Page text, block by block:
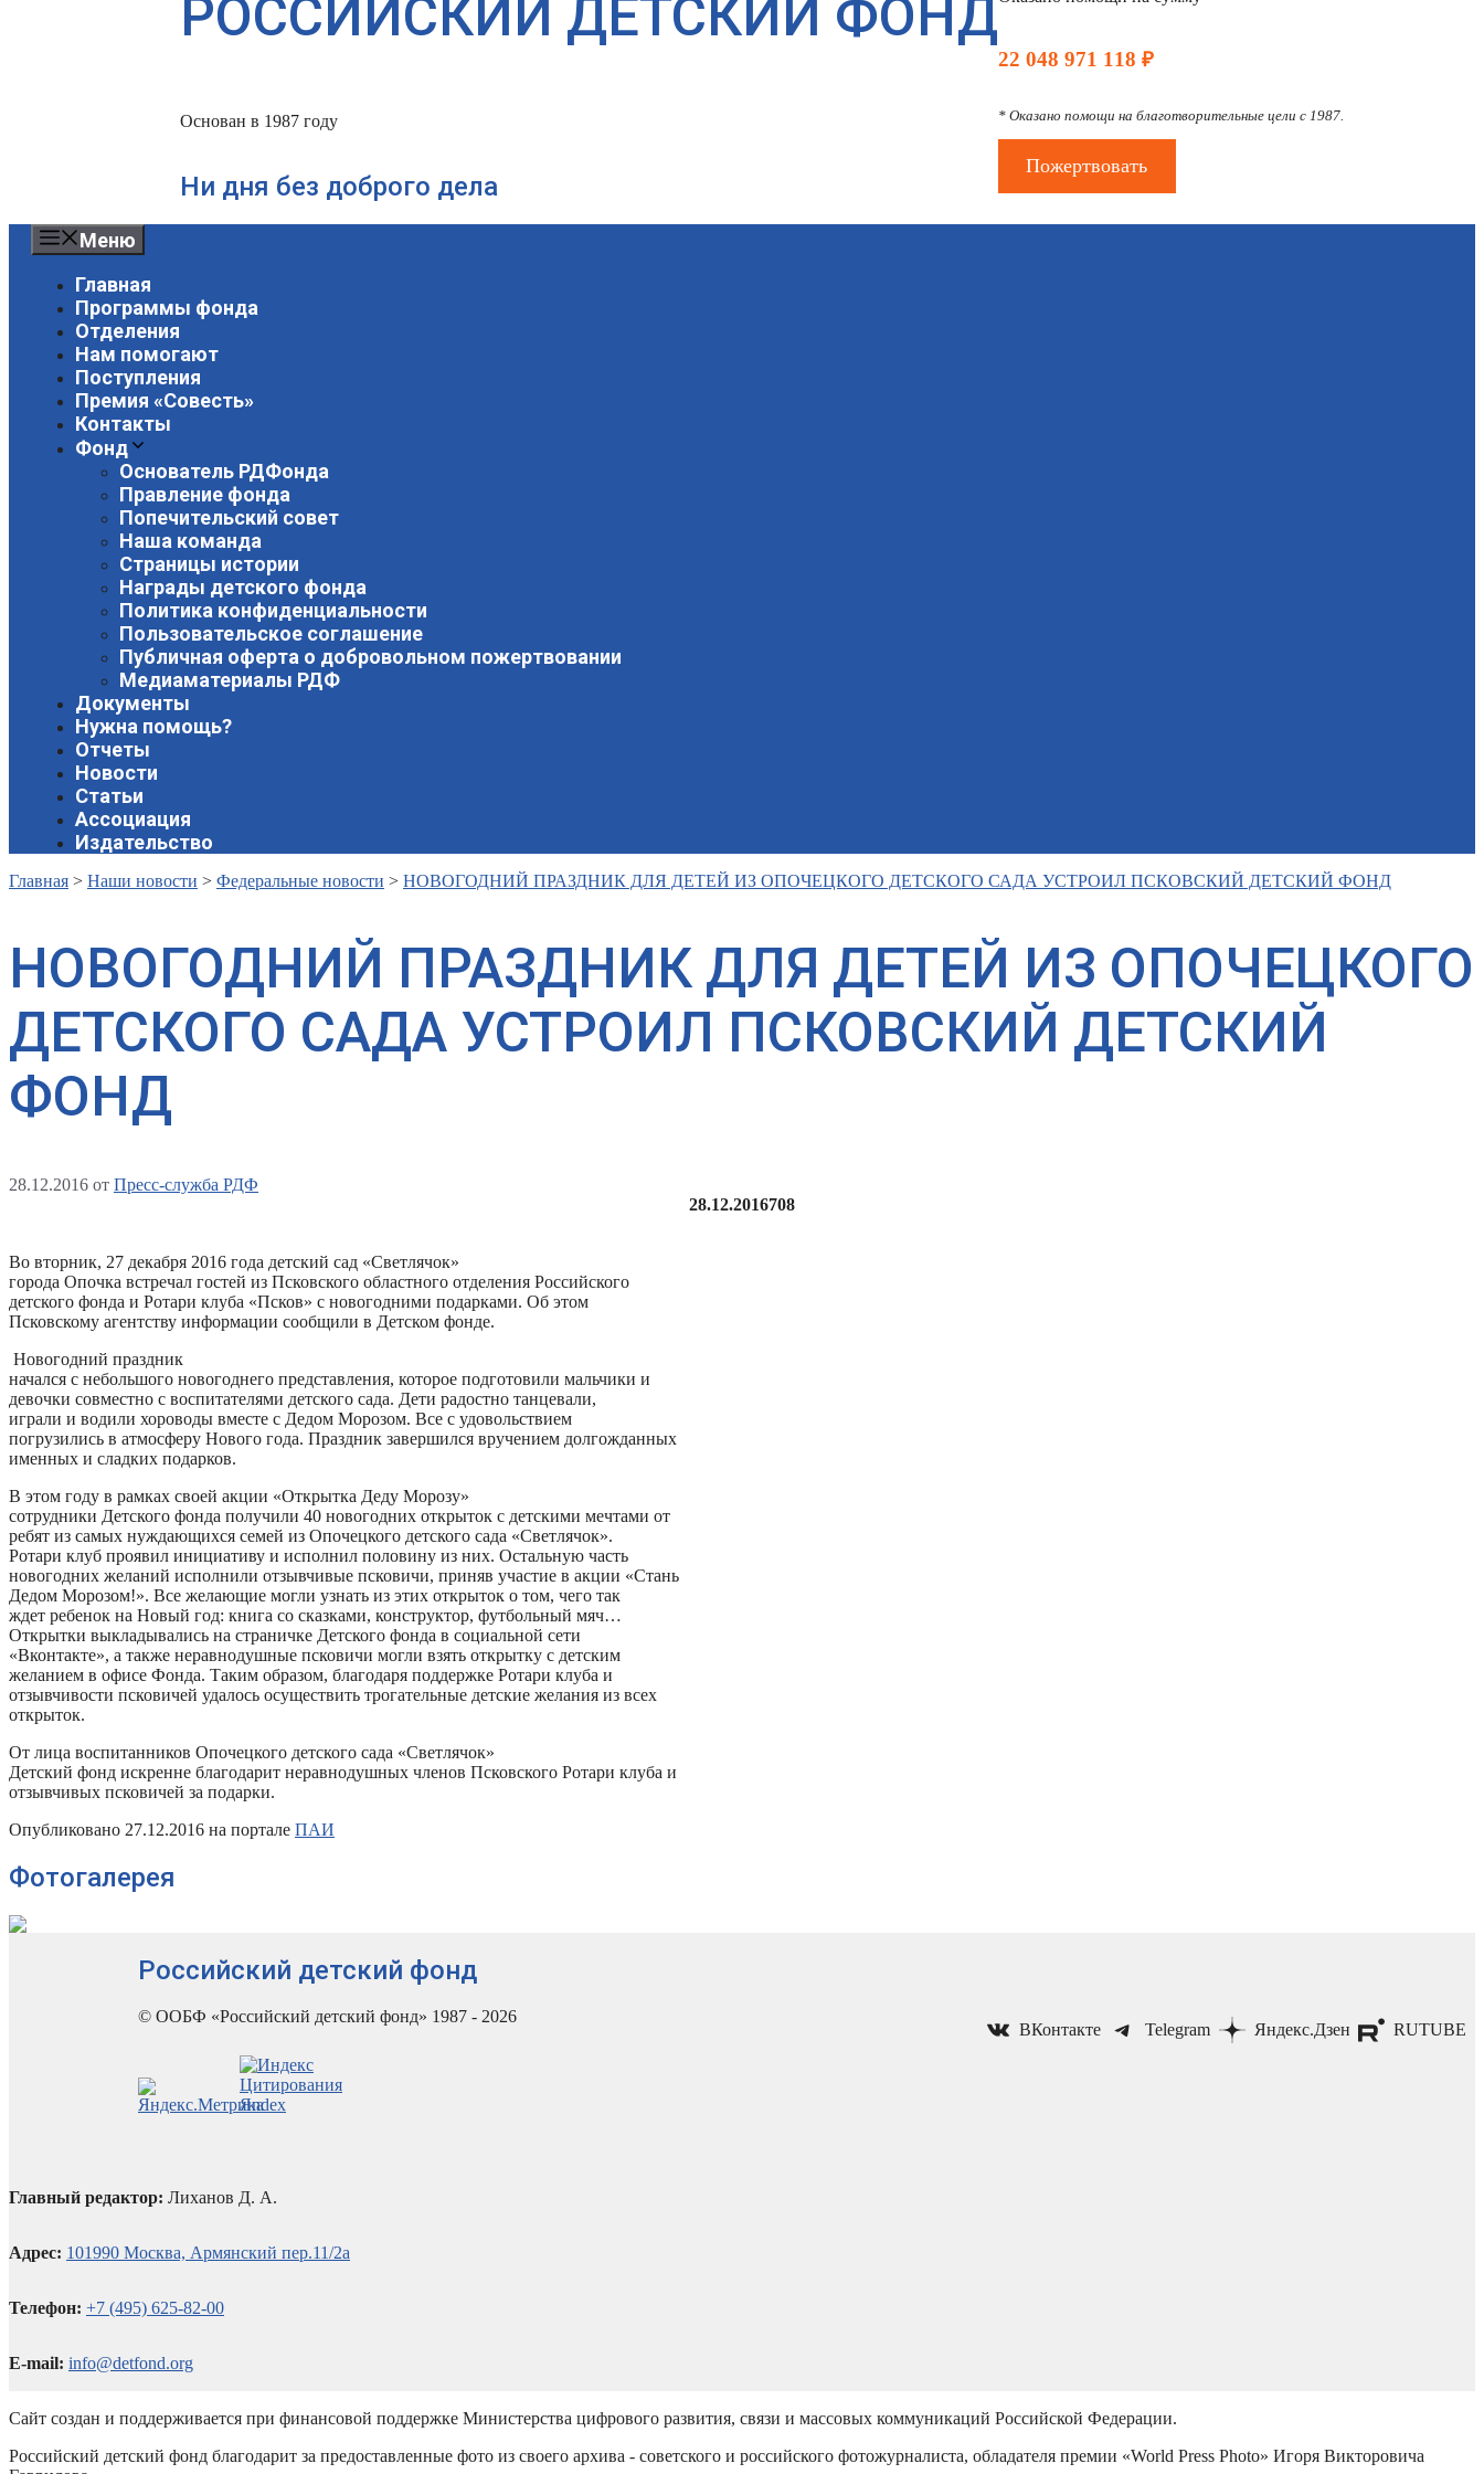
РОССИЙСКИЙ ДЕТСКИЙ ФОНД
Основан в 1987 году
Ни дня без доброго дела
22 048 971 118 ₽
* Оказано помощи на благотворительные цели с 1987.
Пожертвовать
Меню
Главная
Программы фонда
Отделения
Нам помогают
Поступления
Премия «Совесть»
Контакты
Фонд
Основатель РДФонда
Правление фонда
Попечительский совет
Наша команда
Страницы истории
Награды детского фонда
Политика конфиденциальности
Пользовательское соглашение
Публичная оферта о добровольном пожертвовании
Медиаматериалы РДФ
Документы
Нужна помощь?
Отчеты
Новости
Статьи
Ассоциация
Издательство
Главная > Наши новости > Федеральные новости > НОВОГОДНИЙ ПРАЗДНИК ДЛЯ ДЕТЕЙ ИЗ ОПОЧЕЦКОГО ДЕТСКОГО САДА УСТРОИЛ ПСКОВСКИЙ ДЕТСКИЙ ФОНД
НОВОГОДНИЙ ПРАЗДНИК ДЛЯ ДЕТЕЙ ИЗ ОПОЧЕЦКОГО
ДЕТСКОГО САДА УСТРОИЛ ПСКОВСКИЙ ДЕТСКИЙ
ФОНД
28.12.2016 от Пресс-служба РДФ
28.12.2016708
Во вторник, 27 декабря 2016 года детский сад «Светлячок»
города Опочка встречал гостей из Псковского областного отделения Российского
детского фонда и Ротари клуба «Псков» с новогодними подарками. Об этом
Псковскому агентству информации сообщили в Детском фонде.
Новогодний праздник
начался с небольшого новогоднего представления, которое подготовили мальчики и
девочки совместно с воспитателями детского сада. Дети радостно танцевали,
играли и водили хороводы вместе с Дедом Морозом. Все с удовольствием
погрузились в атмосферу Нового года. Праздник завершился вручением долгожданных
именных и сладких подарков.
В этом году в рамках своей акции «Открытка Деду Морозу»
сотрудники Детского фонда получили 40 новогодних открыток с детскими мечтами от
ребят из самых нуждающихся семей из Опочецкого детского сада «Светлячок».
Ротари клуб проявил инициативу и исполнил половину из них. Остальную часть
новогодних желаний исполнили отзывчивые псковичи, приняв участие в акции «Стань
Дедом Морозом!». Все желающие могли узнать из этих открыток о том, чего так
ждет ребенок на Новый год: книга со сказками, конструктор, футбольный мяч…
Открытки выкладывались на страничке Детского фонда в социальной сети
«Вконтакте», а также неравнодушные псковичи могли взять открытку с детским
желанием в офисе Фонда. Таким образом, благодаря поддержке Ротари клуба и
отзывчивости псковичей удалось осуществить трогательные детские желания из всех
открыток.
От лица воспитанников Опочецкого детского сада «Светлячок»
Детский фонд искренне благодарит неравнодушных членов Псковского Ротари клуба и
отзывчивых псковичей за подарки.
Опубликовано 27.12.2016 на портале ПАИ
Фотогалерея
Российский детский фонд
© ООБФ «Российский детский фонд» 1987 - 2026
ВКонтакте Telegram Яндекс.Дзен RUTUBE
Главный редактор: Лиханов Д. А.
Адрес: 101990 Москва, Армянский пер.11/2а
Телефон: +7 (495) 625-82-00
E-mail: info@detfond.org
Сайт создан и поддерживается при финансовой поддержке Министерства цифрового развития, связи и массовых коммуникаций Российской Федерации.
Российский детский фонд благодарит за предоставленные фото из своего архива - советского и российского фотожурналиста, обладателя премии «World Press Photo» Игоря Викторовича